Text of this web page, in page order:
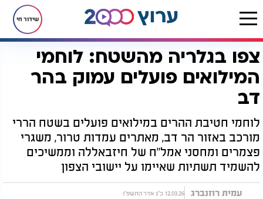
שידור חי
דף הבית חדשות צפו בגלריה מהשטח: לוחמי המילואים פועלים עמוק בהר דב
צפו בגלריה מהשטח: לוחמי
המילואים פועלים עמוק בהר
דב
לוחמי חטיבת ההרים במילואים פועלים בשטח הררי
מורכב באזור הר דב, מאתרים עמדות טרור, משגרי
פצמרים ומחסני אמל"ח של חיזבאללה וממשיכים
להשמיד תשתיות שאיימו על יישובי הצפון
עמית רוזנברג 12.03.26 כ"ג אדר התשפ"ו